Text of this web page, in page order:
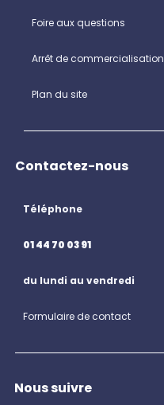
Foire aux questions
Arrêt de commercialisation
Plan du site
Contactez-nous
Téléphone
01 44 70 03 91
du lundi au vendredi
Formulaire de contact
Nous suivre